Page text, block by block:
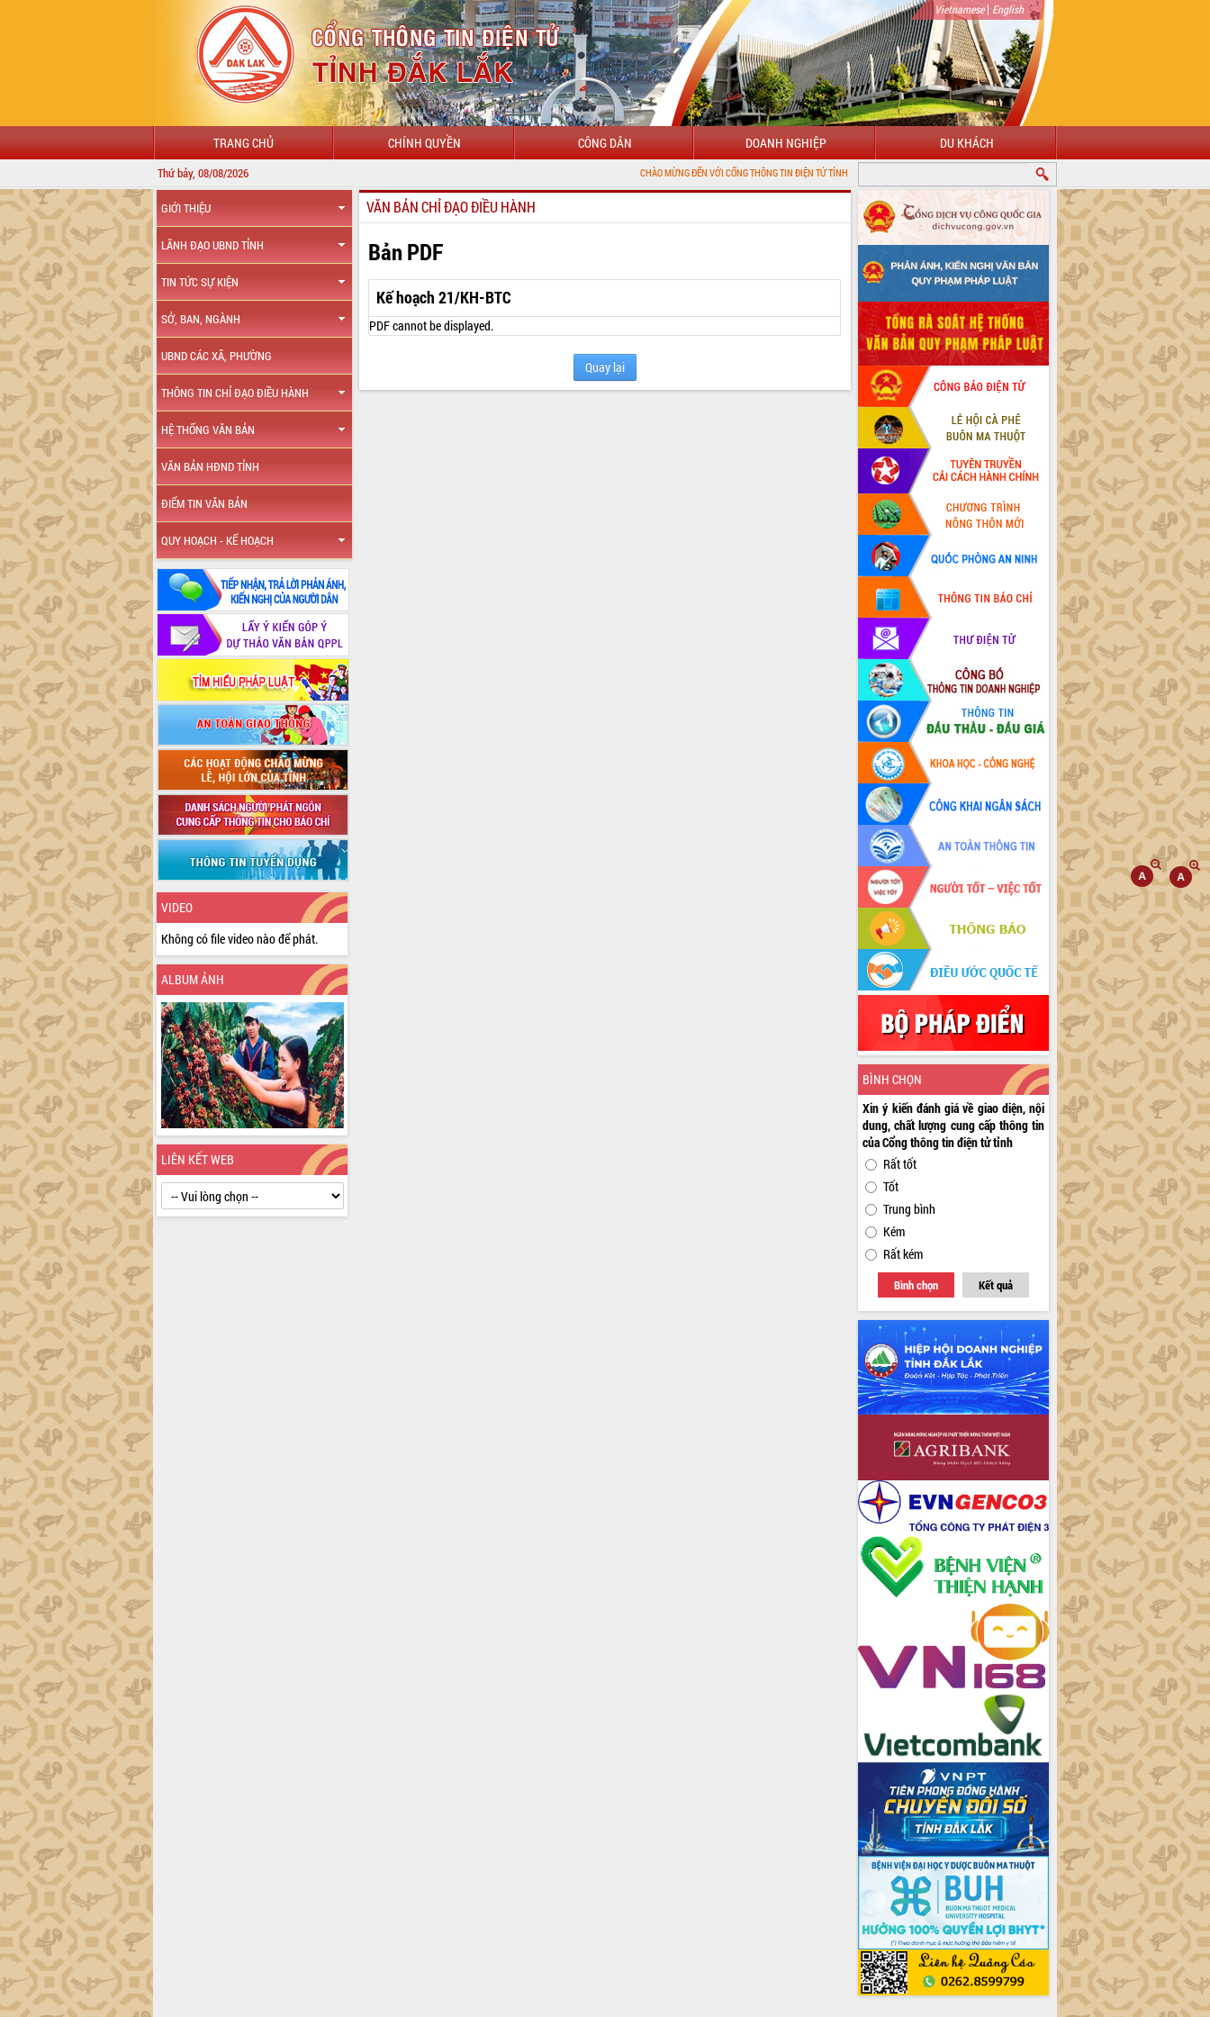
Vietnamese| English
TRANG CHỦ CHÍNH QUYỀN CÔNG DÂN DOANH NGHIỆP DU KHÁCH
Thứ bảy, 08/08/2026 CHÀO MỪNG ĐẾN VỚI CỔNG THÔNG TIN ĐIỆN TỬ TỈNH ĐẮK LẮK
GIỚI THIỆU
LÃNH ĐẠO UBND TỈNH
TIN TỨC SỰ KIỆN
SỞ, BAN, NGÀNH
UBND CÁC XÃ, PHƯỜNG
THÔNG TIN CHỈ ĐẠO ĐIỀU HÀNH
HỆ THỐNG VĂN BẢN
VĂN BẢN HĐND TỈNH
ĐIỂM TIN VĂN BẢN
QUY HOẠCH - KẾ HOẠCH
VIDEO
Không có file video nào để phát.
ALBUM ẢNH
LIÊN KẾT WEB
VĂN BẢN CHỈ ĐẠO ĐIỀU HÀNH
Bản PDF
Kế hoạch 21/KH-BTC
PDF cannot be displayed.
Quay lại
BÌNH CHỌN
Xin ý kiến đánh giá về giao diện, nội
dung, chất lượng cung cấp thông tin
của Cổng thông tin điện tử tỉnh
Rất tốt
Tốt
Trung bình
Kém
Rất kém
Bình chọn Kết quả